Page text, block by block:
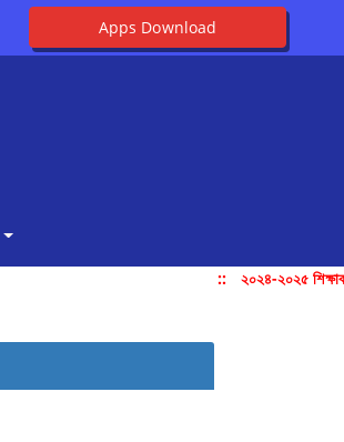
Apps Download
::
২০২৪-২০২৫